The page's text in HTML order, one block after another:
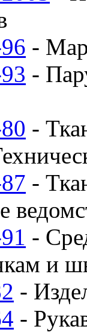
-
-
-
-
-
и
-
-